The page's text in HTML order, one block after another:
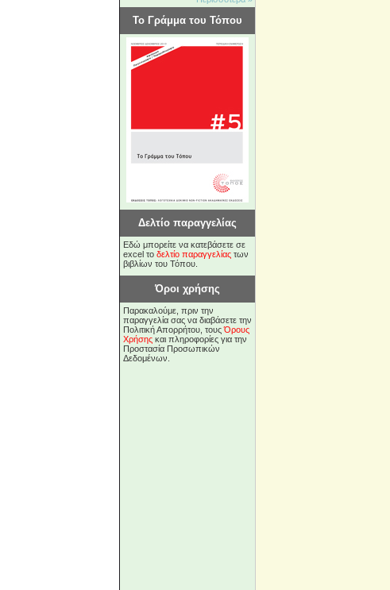
Το Γράμμα του Τόπου
Δελτίο παραγγελίας
Εδώ μπορείτε να κατεβάσετε σε
excel το δελτίο παραγγελίαςτων
βιβλίων του Τόπου.
Όροι χρήσης
Παρακαλούμε, πριν την
παραγγελία σας να διαβάσετε την
Πολιτική Απορρήτου, τουςΌρους
Χρήσηςκαι πληροφορίες για την
Προστασία Προσωπικών
Δεδομένων.